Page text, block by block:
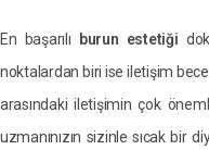
En başarılı burun estetiği
noktalardan biri ise iletişim
arasındaki iletişimin çok
uzmanınızın sizinle sıcak bir